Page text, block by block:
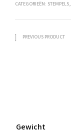
CATEGORIEËN: STEMPELS,
PREVIOUS PRODUCT
Gewicht